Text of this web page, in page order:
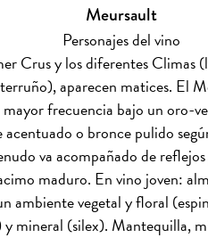
Meursault
Personajes del vino
Crus y los diferentes Climas
aparecen matices. El
frecuencia bajo un oro-
o bronce pulido
va acompañado de
maduro. En vino joven:
ambiente vegetal y floral
y mineral (silex). Mantequilla,